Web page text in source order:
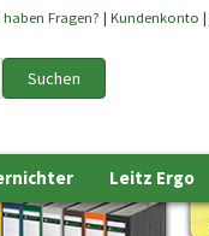
haben Fragen? | Kundenkonto |
Suchen
Leitz Ergo